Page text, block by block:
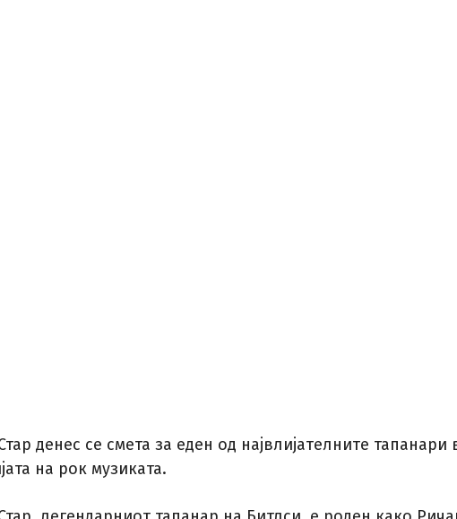
денес се смета за еден од највлијателните тапанари
на рок музиката.